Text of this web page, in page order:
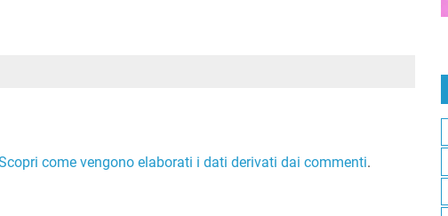
come vengono elaborati i dati derivati dai commenti.